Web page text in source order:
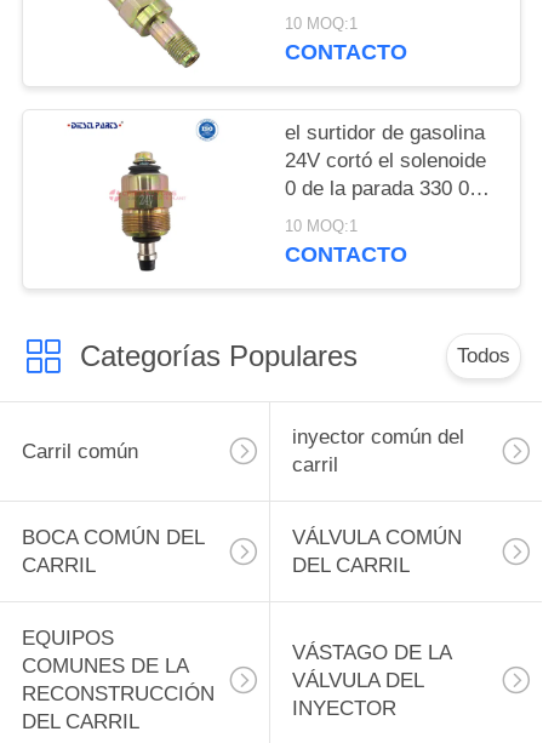
del motor diesel para
las piezas comunes de
SOLENOIDE de la
PARADA de DELPHI
12V
10 MOQ:1
CONTACTO
el surtidor de gasolina
24V cortó el solenoide
0 de la parada 330 001
016 para las piezas del
surtidor de gasolina del
10 MOQ:1
CONTACTO
Categorías Populares Todos
Carril común
inyector común del
carril
BOCA COMÚN DEL
CARRIL
VÁLVULA COMÚN
DEL CARRIL
EQUIPOS
COMUNES DE LA
RECONSTRUCCIÓN
DEL CARRIL
VÁSTAGO DE LA
VÁLVULA DEL
INYECTOR